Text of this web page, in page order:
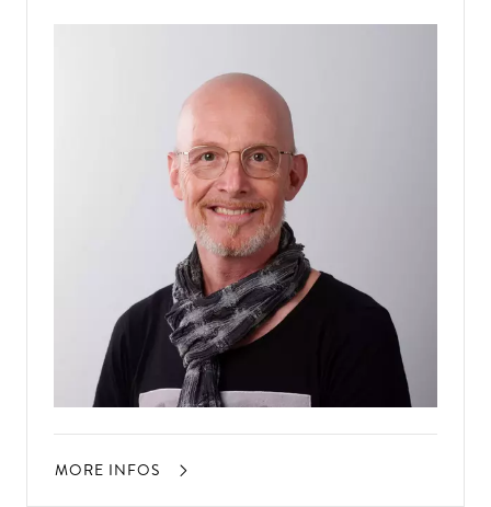
MORE INFOS